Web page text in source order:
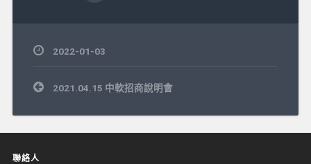
2022-01-03
文
章
覽
2021.04.15 中軟招商說明會
聯絡人